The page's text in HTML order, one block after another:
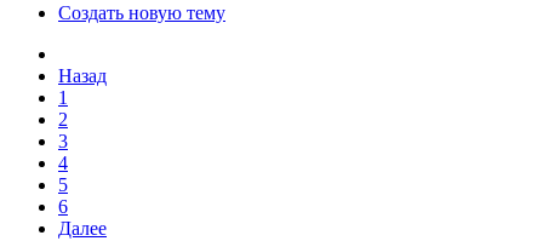
Создать новую тему
Назад
1
2
3
4
5
6
Далее